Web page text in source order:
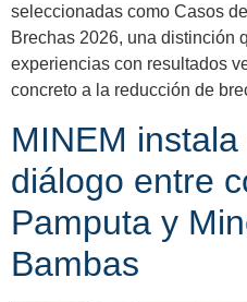
seleccionadas como Casos
Brechas 2026, una distinción
experiencias con resultados
concreto a la reducción de
MINEM
diálogo entre
Pamputa y
Bambas